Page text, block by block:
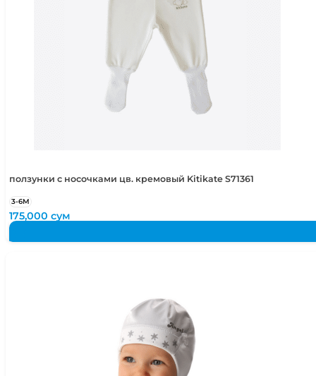
ползунки с носочками цв. кремовый Kitikate S71361
3-6М
175,000сум